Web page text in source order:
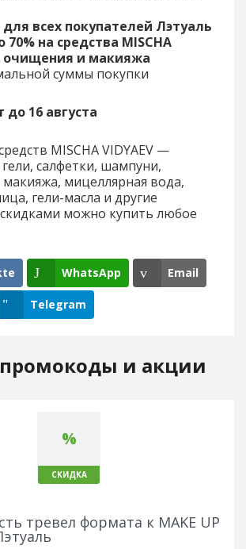
для всех покупателей Лэтуаль
на средства MISCHA
очищения и макияжа
суммы покупки
до 16 августа
MISCHA VIDYAEV —
салфетки, шампуни,
макияжа, мицеллярная вода,
гели-масла и другие
скидками можно купить любое
WhatsApp Email
Telegram
и акции
%
СКИДКА
тревел формата к MAKE UP